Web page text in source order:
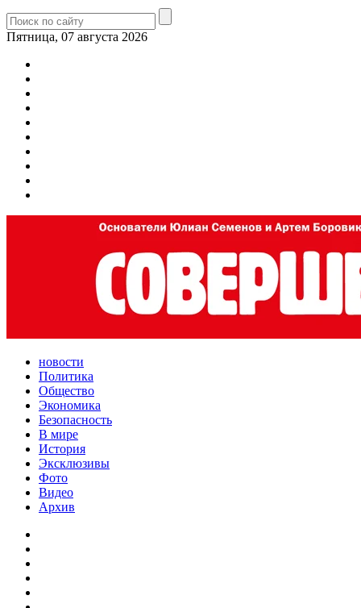
Пятница, 07 августа 2026
новости
Политика
Общество
Экономика
Безопасность
В мире
История
Эксклюзивы
Фото
Видео
Архив